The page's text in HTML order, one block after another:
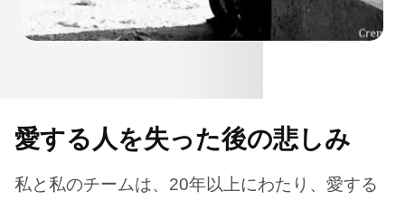
愛する人を失った後の悲しみ
私と私のチームは、20年以上にわたり、愛する